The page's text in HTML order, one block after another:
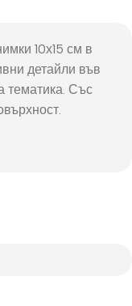
10х15 см в
детайли във
тематика. Със